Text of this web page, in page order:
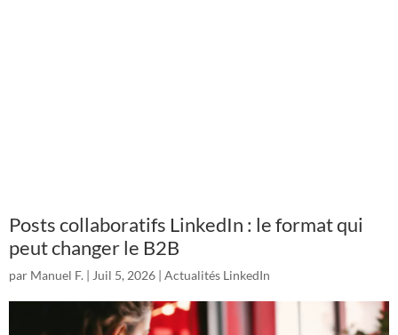
Posts collaboratifs LinkedIn : le format qui
peut changer le B2B
par Manuel F. | Juil 5, 2026 | Actualités LinkedIn